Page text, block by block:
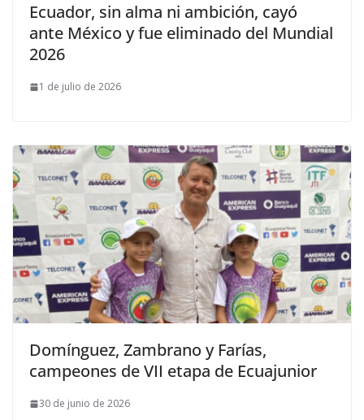
Ecuador, sin alma ni ambición, cayó
ante México y fue eliminado del Mundial
2026
1 de julio de 2026
Domínguez, Zambrano y Farías,
campeones de VII etapa de Ecuajunior
30 de junio de 2026